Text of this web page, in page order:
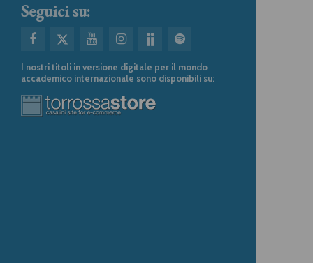
Seguici su:
I nostri titoli in versione digitale per il mondo
accademico internazionale sono disponibili su: